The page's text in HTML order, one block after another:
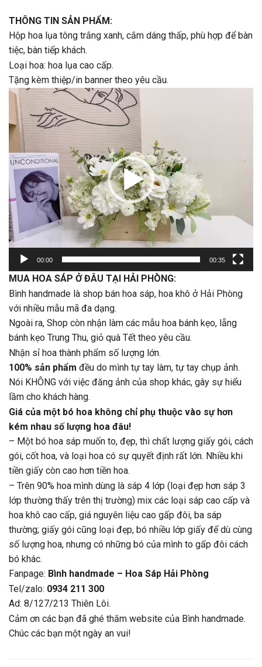
THÔNG TIN SẢN PHẨM:
Hộp hoa lụa tông trắng xanh, cắm dáng thấp, phù hợp để bàn
tiệc, bàn tiếp khách.
Loại hoa: hoa lụa cao cấp.
Tặng kèm thiệp/in banner theo yêu cầu.
Trình
chơi
Video
00:00 00:35
MUA HOA SÁP Ở ĐÂU TẠI HẢI PHÒNG:
Bình handmade là shop bán hoa sáp, hoa khô ở Hải Phòng
với nhiều mẫu mã đa dạng.
Ngoài ra, Shop còn nhận làm các mẫu hoa bánh kẹo, lẵng
bánh kẹo Trung Thu, giỏ quà Tết theo yêu cầu.
Nhận sỉ hoa thành phẩm số lượng lớn.
100% sản phẩm đều do mình tự tay làm, tự tay chụp ảnh.
Nói KHÔNG với việc đăng ảnh của shop khác, gây sự hiểu
lầm cho khách hàng.
Giá của một bó hoa không chỉ phụ thuộc vào sự hơn
kém nhau số lượng hoa đâu!
– Một bó hoa sáp muốn to, đẹp, thì chất lượng giấy gói, cách
gói, cốt hoa, và loại hoa có sự quyết định rất lớn. Nhiều khi
tiền giấy còn cao hơn tiền hoa.
– Trên 90% hoa mình dùng là sáp 4 lớp (loại đẹp hơn sáp 3
lớp thường thấy trên thị trường) mix các loại sáp cao cấp và
hoa khô cao cấp, giá nguyên liệu cao gấp đôi, ba sáp
thường; giấy gói cũng loại đẹp, bó nhiều lớp giấy để dù cùng
số lượng hoa, nhưng có những bó của mình to gấp đôi cách
bó khác.
Fanpage: Bình handmade – Hoa Sáp Hải Phòng
Tel/zalo: 0934 211 300
Ad: 8/127/213 Thiên Lôi.
Cảm ơn các bạn đã ghé thăm website của Bình handmade.
Chúc các bạn một ngày an vui!